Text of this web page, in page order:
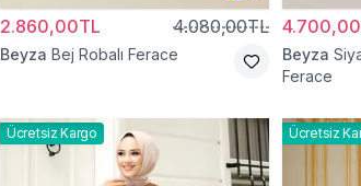
2.860,00TL 4.080,00TL
Beyza Bej Robalı Ferace Beyza
Ferace
Ücretsiz Kargo Ücretsiz